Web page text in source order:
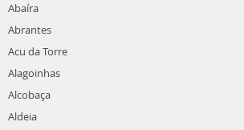
Abaíra
Abrantes
Acu da Torre
Alagoinhas
Alcobaça
Aldeia